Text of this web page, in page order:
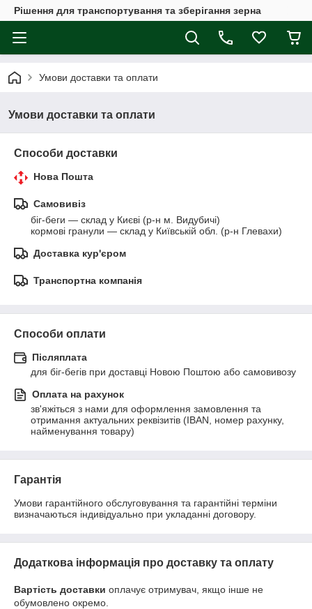
Рішення для транспортування та зберігання зерна
Умови доставки та оплати
Умови доставки та оплати
Способи доставки
Нова Пошта
Самовивіз
біг-беги — склад у Києві (р-н м. Видубичі)
кормові гранули — склад у Київській обл. (р-н Глевахи)
Доставка кур'єром
Транспортна компанія
Способи оплати
Післяплата
для біг-бегів при доставці Новою Поштою або самовивозу
Оплата на рахунок
зв'яжіться з нами для оформлення замовлення та
отримання актуальних реквізитів (IBAN, номер рахунку,
найменування товару)
Гарантія
Умови гарантійного обслуговування та гарантійні терміни
визначаються індивідуально при укладанні договору.
Додаткова інформація про доставку та оплату
Вартість доставки оплачує отримувач, якщо інше не
обумовлено окремо.